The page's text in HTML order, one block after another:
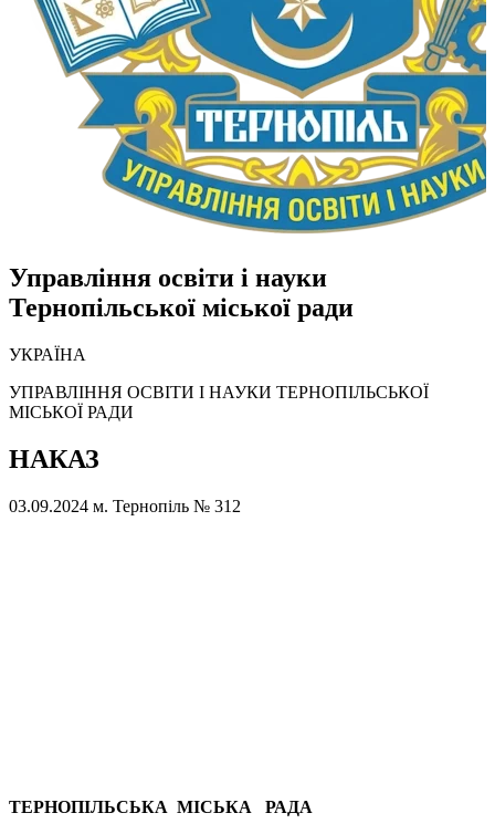
Управління освіти і науки
Тернопільської міської ради
УКРАЇНА
УПРАВЛІННЯ ОСВІТИ І НАУКИ ТЕРНОПІЛЬСЬКОЇ
МІСЬКОЇ РАДИ
НАКАЗ
03.09.2024 м. Тернопіль № 312
ТЕРНОПІЛЬСЬКА МІСЬКА РАДА